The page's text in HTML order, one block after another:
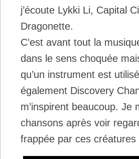
j’écoute Lykki Li, Capital
Dragonette.
C’est avant tout la
dans le sens choquée
qu’un instrument est
également Discovery
m’inspirent beaucoup.
chansons après voir
frappée par ces créatures